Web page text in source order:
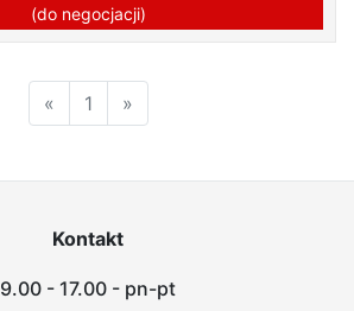
(do negocjacji)
« 1 »
Kontakt
9.00 - 17.00 - pn-pt